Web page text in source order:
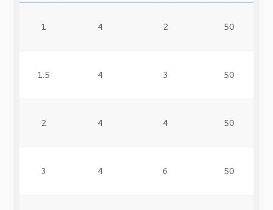
1 4 2 50
1.5 4 3 50
2 4 4 50
3 4 6 50